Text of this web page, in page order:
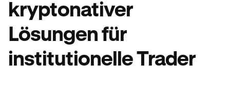
kryptonativer
Lösungen für
institutionelle Trader